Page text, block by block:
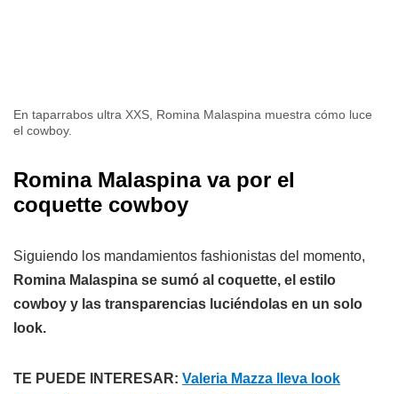
En taparrabos ultra XXS, Romina Malaspina muestra cómo luce
el cowboy.
Romina Malaspina va por el
coquette cowboy
Siguiendo los mandamientos fashionistas del momento,
Romina Malaspina se sumó al coquette, el estilo
cowboy y las transparencias luciéndolas en un solo
look.
TE PUEDE INTERESAR: Valeria Mazza lleva look